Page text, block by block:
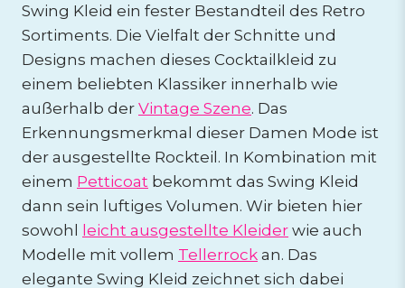
Swing Kleid ein fester Bestandteil des Retro
Sortiments. Die Vielfalt der Schnitte und
Designs machen dieses Cocktailkleid zu
einem beliebten Klassiker innerhalb wie
außerhalb der Vintage Szene. Das
Erkennungsmerkmal dieser Damen Mode ist
der ausgestellte Rockteil. In Kombination mit
einem Petticoat bekommt das Swing Kleid
dann sein luftiges Volumen. Wir bieten hier
sowohl leicht ausgestellte Kleider wie auch
Modelle mit vollem Tellerrock an. Das
elegante Swing Kleid zeichnet sich dabei